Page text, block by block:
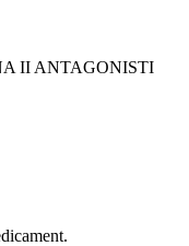
II ANTAGONISTI